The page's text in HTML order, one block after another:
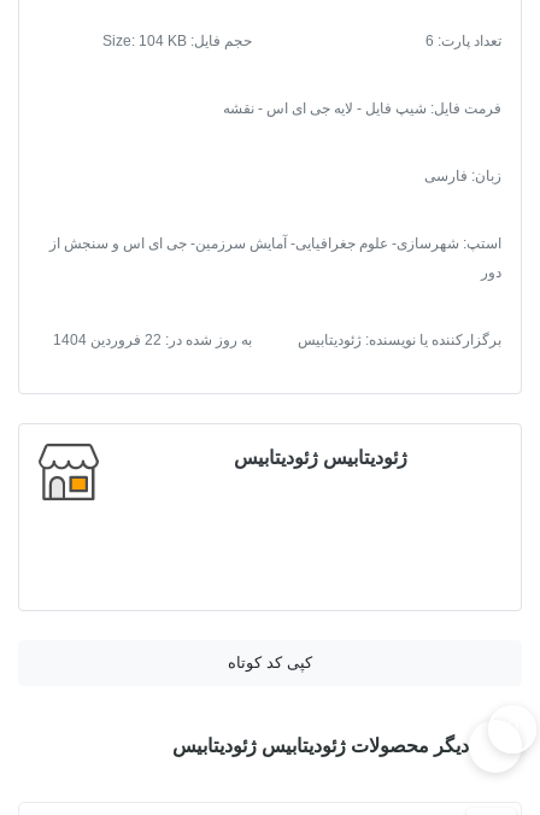
تعداد پارت: 6 حجم فایل: Size: 104 KB
فرمت فایل: شیپ فایل - لایه جی ای اس - نقشه
زبان: فارسی
استپ: شهرسازی- علوم جغرافیایی- آمایش سرزمین- جی ای اس و سنجش از
دور
برگزارکننده یا نویسنده: ژئودیتابیس به روز شده در: 22 فروردین 1404
ژئودیتابیس ژئودیتابیس
کپی کد کوتاه
دیگر محصولات ژئودیتابیس ژئودیتابیس